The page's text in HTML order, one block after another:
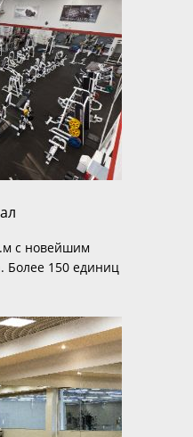
с новейшим
Более 150 единиц